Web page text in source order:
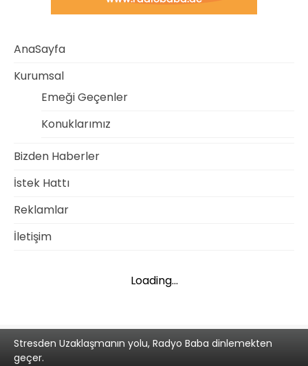
AnaSayfa
Kurumsal
Emeği Geçenler
Konuklarımız
Bizden Haberler
İstek Hattı
Reklamlar
İletişim
Loading...
Stresden Uzaklaşmanın yolu, Radyo Baba dinlemekten
geçer.